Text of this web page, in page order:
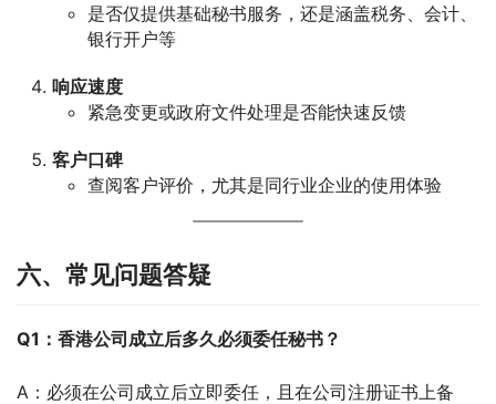
是否仅提供基础秘书服务，还是涵盖税务、会计、
银行开户等
响应速度
紧急变更或政府文件处理是否能快速反馈
客户口碑
查阅客户评价，尤其是同行业企业的使用体验
六、常见问题答疑
Q1：香港公司成立后多久必须委任秘书？
A：必须在公司成立后立即委任，且在公司注册证书上备